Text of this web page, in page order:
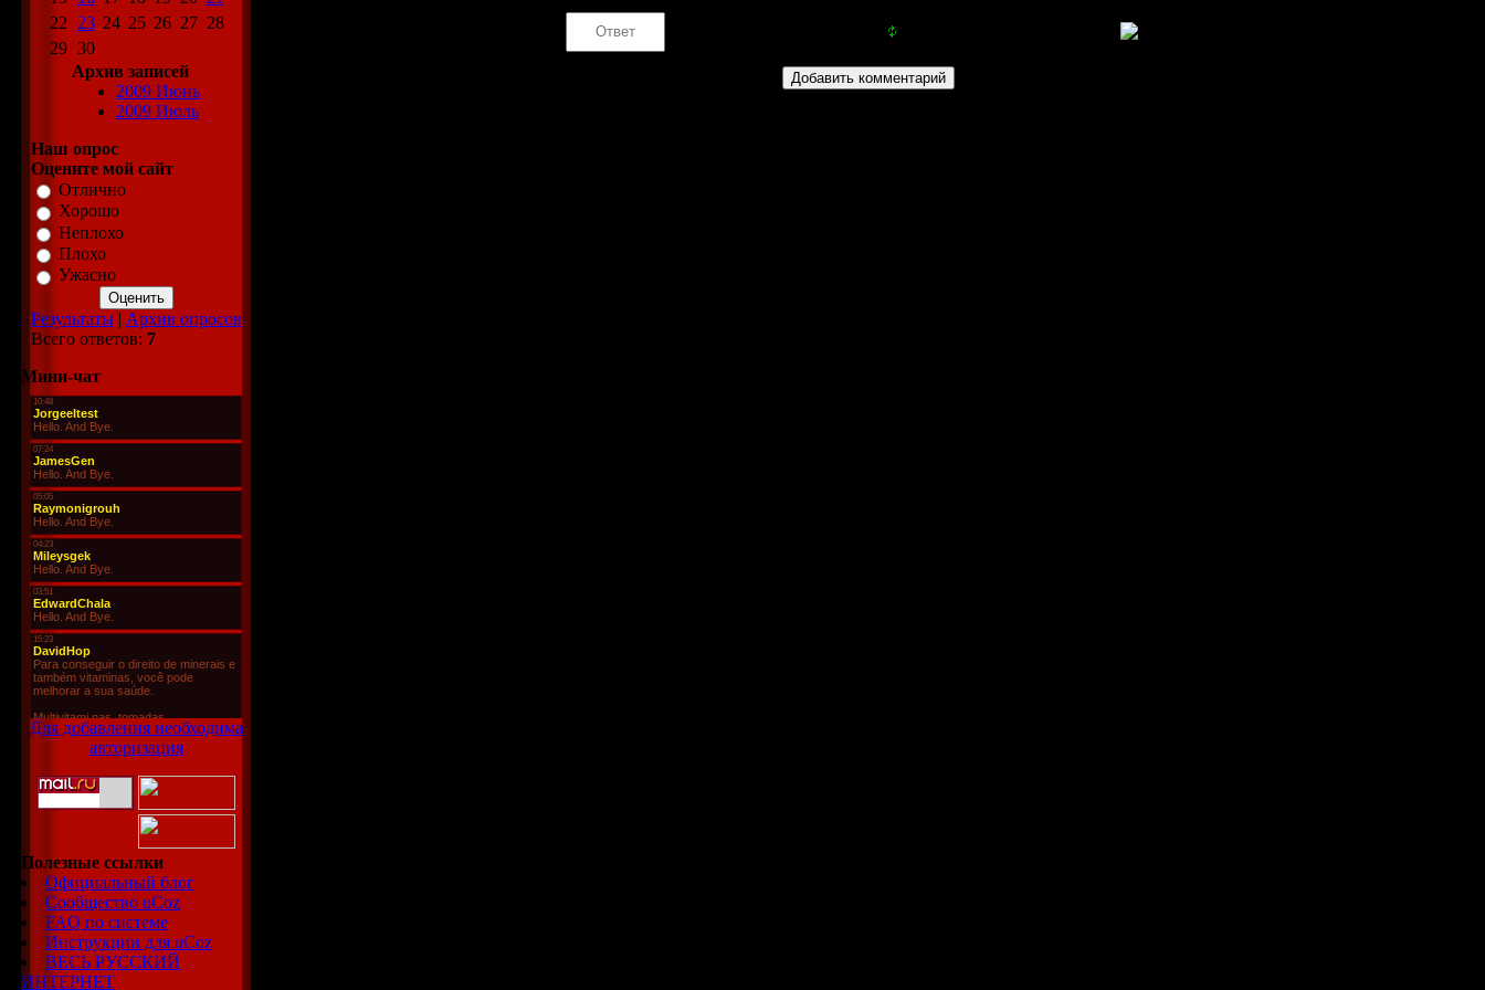
22
23 24 25 26 27 28
29 30
Архив записей
2009 Июнь
2009 Июль
Наш опрос
Оцените мой сайт
Отлично
Хорошо
Неплохо
Плохо
Ужасно
Результаты| Архив опросов
Всего ответов: 7
Мини-чат
Для добавления необходима
авторизация
Полезные ссылки
Официальный блог
Сообщество uCoz
FAQ по системе
Инструкции для uCoz
ВЕСЬ РУССКИЙ
ИНТЕРНЕТ